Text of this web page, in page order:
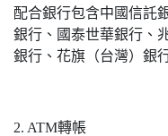
配合銀行包含中國信託
銀行、國泰世華銀行、
銀行、花旗（台灣）銀
2. ATM轉帳